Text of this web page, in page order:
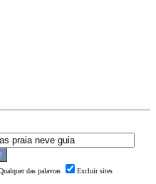
das palavras
Excluir sites